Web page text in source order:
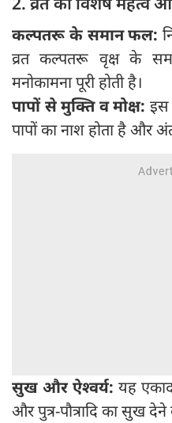
कल्पतरू के समान फल:
व्रत कल्पतरू वृक्ष के
मनोकामना पूरी होती है।
पापों से मुक्ति व मोक्ष: इस
पापों का नाश होता है और अंत
सुख और ऐश्वर्य: यह
और पुत्र-पौत्रादि का सुख देने